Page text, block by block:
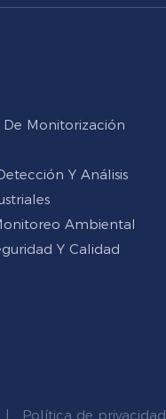
Monitorización
Y Análisis
Ambiental
Y Calidad
| Política de privacidad